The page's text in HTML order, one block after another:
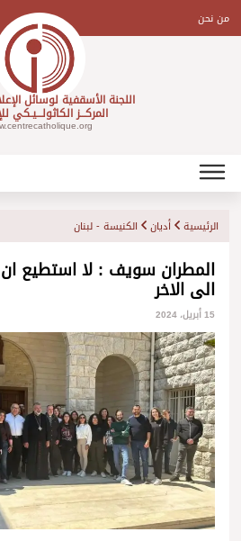
contentمن نحن
اللجنة الأسقفية لوسائل
المركـــز الكاثولـــيـكي
الرئيسية أديان الكنيسة - لبنان
المطران سويف : لا استطيع
الى الاخر
15 أبريل، 2024